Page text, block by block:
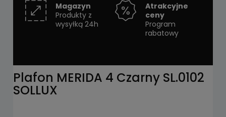
Magazyn
Produkty z
wysyłką 24h
Atrakcyjne
ceny
Program
rabatowy
Plafon MERIDA 4 Czarny SL.0102
SOLLUX